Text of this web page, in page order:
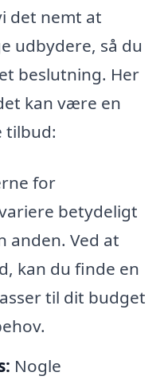
det nemt at
udbydere, så du
beslutning. Her
kan være en
tilbud:
for
betydeligt
anden. Ved at
kan du finde en
til dit budget
Nogle